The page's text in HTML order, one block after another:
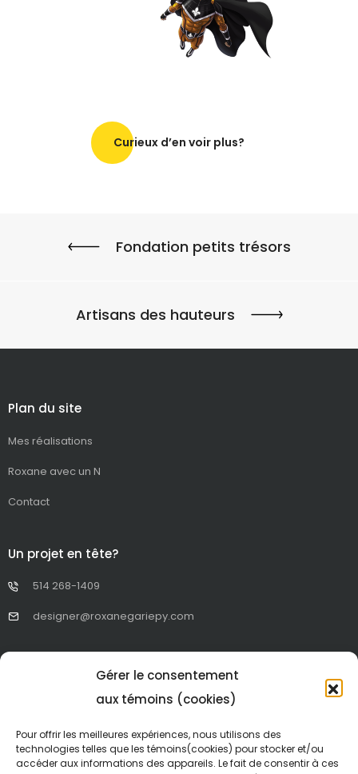
Gérer le consentement
aux témoins (cookies)
Pour offrir les meilleures expériences, nous utilisons des
technologies telles que les témoins(cookies) pour stocker et/ou
accéder aux informations des appareils. Le fait de consentir à ces
Curieux d’en voir plus?
Fondation petits trésors
Artisans des hauteurs
Plan du site
Mes réalisations
Roxane avec un N
Contact
Un projet en tête?
514 268-1409
designer@roxanegariepy.com
Restez informé
Instagram
LinkedIn